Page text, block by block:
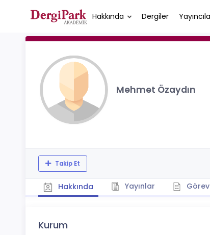
Hakkında Dergiler
Mehmet Özaydın
Takip Et
Hakkında Yayınlar
Kurum